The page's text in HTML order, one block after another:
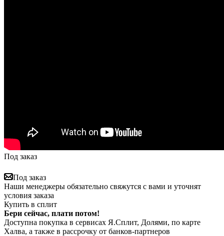
Под заказ
Под заказ
Наши менеджеры обязательно свяжутся с вами и уточнят
условия заказа
Купить в сплит
Бери сейчас, плати потом!
Доступна покупка в сервисах Я.Сплит, Долями, по карте
Халва, а также в рассрочку от банков-партнеров